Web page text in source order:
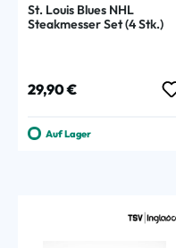
St. Louis Blues NHL
Steakmesser Set (4 Stk.)
Regulärer Preis:
29,90 €
Auf Lager